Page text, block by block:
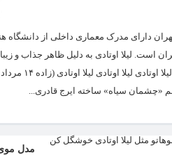
۱۳۶۲ در محله شمیران ، تهران دارای مدرک
«چشمان سیاه» ساخته ایرج قادری...
مدل موی